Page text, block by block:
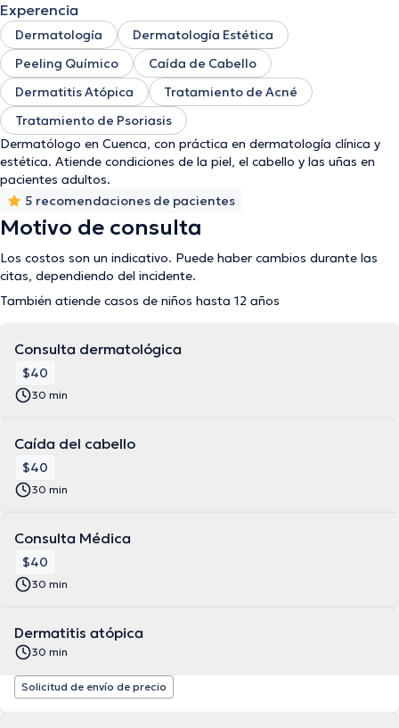
Experencia
Dermatología
Dermatología Estética
Peeling Químico
Caída de Cabello
Dermatitis Atópica
Tratamiento de Acné
Tratamiento de Psoriasis
Dermatólogo en Cuenca, con práctica en dermatología clínica y
estética. Atiende condiciones de la piel, el cabello y las uñas en
pacientes adultos.
5 recomendaciones de pacientes
Motivo de consulta
Los costos son un indicativo. Puede haber cambios durante las
citas, dependiendo del incidente.
También atiende casos de niños hasta 12 años
Consulta dermatológica
$40
30 min
Caída del cabello
$40
30 min
Consulta Médica
$40
30 min
Dermatitis atópica
30 min
Solicitud de envío de precio